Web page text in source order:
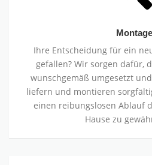
Montage
Ihre Entscheidung für ein
gefallen? Wir sorgen dafür,
wunschgemäß umgesetzt
liefern und montieren
einen reibungslosen Ablauf
Hause zu